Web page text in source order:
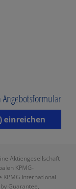
Angebotsformular
einreichen
Aktiengesellschaft
KPMG-
International
Guarantee,